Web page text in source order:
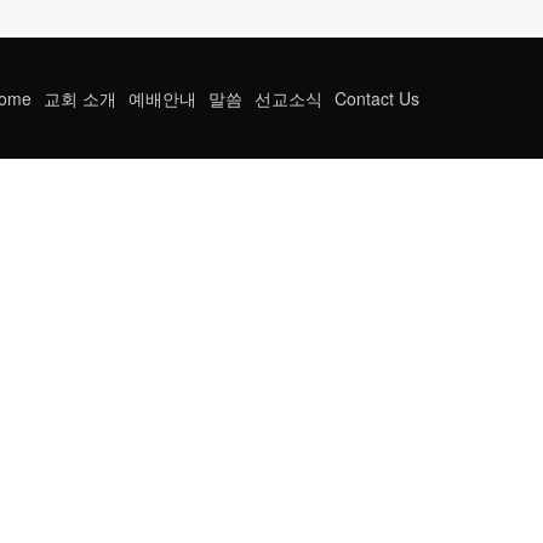
교회 소개 예배안내 말씀 선교소식 Contact Us